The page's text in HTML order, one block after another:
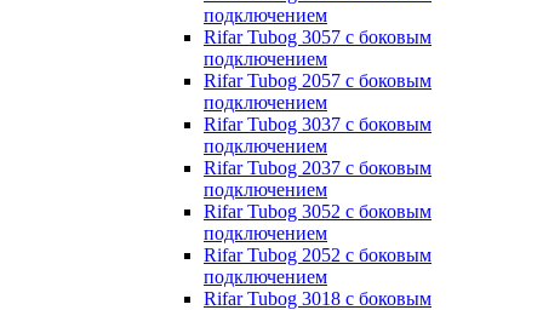
подключением
Rifar Tubog 3057 с боковым
подключением
Rifar Tubog 2057 с боковым
подключением
Rifar Tubog 3037 с боковым
подключением
Rifar Tubog 2037 с боковым
подключением
Rifar Tubog 3052 с боковым
подключением
Rifar Tubog 2052 с боковым
подключением
Rifar Tubog 3018 с боковым